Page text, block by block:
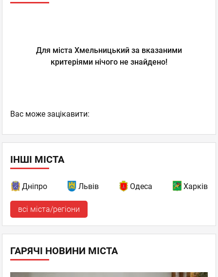
Для міста Хмельницький за вказаними
критеріями нічого не знайдено!
Вас може зацікавити:
ІНШІ МІСТА
Дніпро Львів Одеса Харків
всі міста/регіони
ГАРЯЧІ НОВИНИ МІСТА